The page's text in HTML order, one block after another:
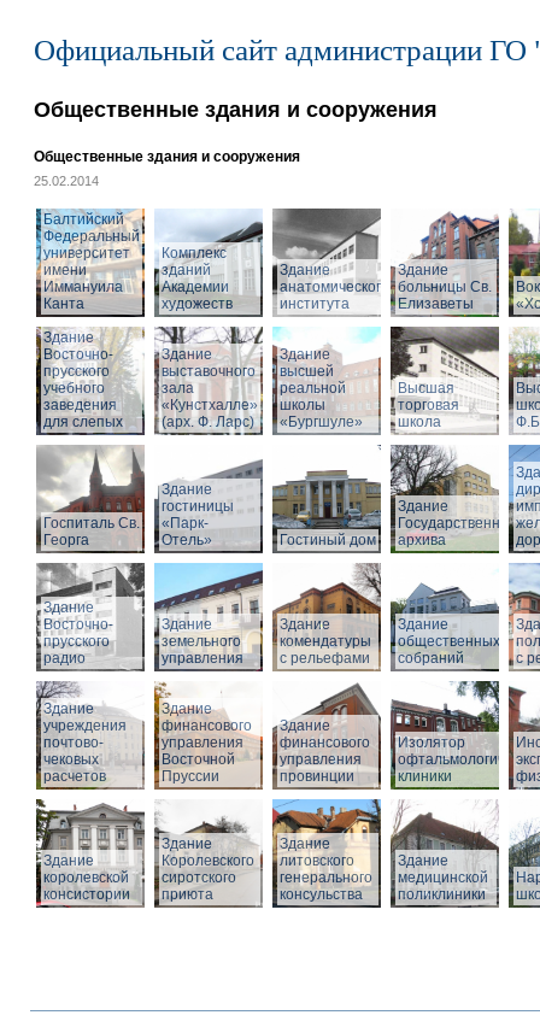
Официальный сайт администрации ГО
Общественные здания и сооружения
Общественные здания и сооружения
25.02.2014
Балтийский
Федеральный
университет
имени
Иммануила
Канта
Комплекс
зданий
Академии
художеств
Здание
анатомического
института
Здание
больницы Св.
Елизаветы
Здание
Восточно-
прусского
учебного
заведения
для слепых
Здание
выставочного
зала
«Кунстхалле»
(арх. Ф. Ларс)
Здание
высшей
реальной
школы
«Бургшуле»
Высшая
торговая
школа
Госпиталь Св.
Георга
Здание
гостиницы
«Парк-
Отель»
Гостиный дом
Здание
Государственного
архива
Здание
Восточно-
прусского
радио
Здание
земельного
управления
Здание
комендатуры
с рельефами
Здание
общественных
собраний
с
Здание
учреждения
почтово-
чековых
расчетов
Здание
финансового
управления
Восточной
Пруссии
Здание
финансового
управления
провинции
Изолятор
клиники
Здание
королевской
консистории
Здание
Королевского
сиротского
приюта
Здание
литовского
генерального
консульства
Здание
медицинской
поликлиники